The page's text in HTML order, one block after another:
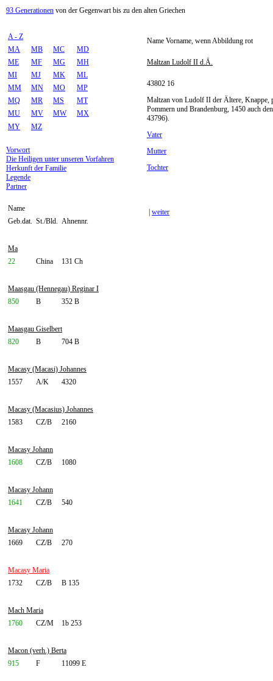
93 Generationen von der Gegenwart bis zu den alten Griechen
A - Z
MA
MB MC
MD
ME
MF MG
MH
MI
MJ MK
ML
MM
MN MO
MP
MQ
MR MS
MT
MU
MV MW
MX
MY
MZ
Vorwort
Die Heiligen unter unseren Vorfahren
Herkunft der Familie
Legende
Partner
Name
Geb.dat. St./Bld. Ahnennr.
Ma
22
China 131 Ch
Maasgau (Hennegau) Reginar I
850
B 352 B
Maasgau Giselbert
820
B 704 B
Macasy (Macasi) Johannes
1557
A/K 4320
Macasy (Macasius) Johannes
1583
CZ/B 2160
Macasy Johann
1608
CZ/B 1080
Macasy Johann
1641
CZ/B 540
Macasy Johann
1669
CZ/B 270
Macasy Maria
1732
CZ/B B 135
Mach Maria
1760
CZ/M 1b 253
Macon (verh.) Berta
915
F 11099 E
Name Vorname, wenn Abbildung rot
Maltzan Ludolf II d.Ä.
43802 16
Maltzan von Ludolf II der Ältere, Knappe,
Pommern und Brandenburg, 1450 auch
43796).
Vater
Mutter
Tochter
weiter